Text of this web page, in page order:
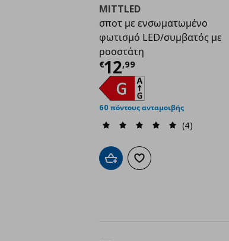
MITTLED
σποτ με ενσωματωμένο
φωτισμό LED/συμβατός με
ροοστάτη
€12,99
Τρέχουσα τιμή
60 πόντους ανταμοιβής
(4)
Προσθήκη στο καλάθι
Προσθήκη στα αγαπημένα